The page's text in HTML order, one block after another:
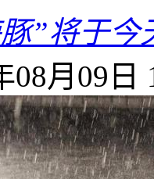
”将于今
08月09日